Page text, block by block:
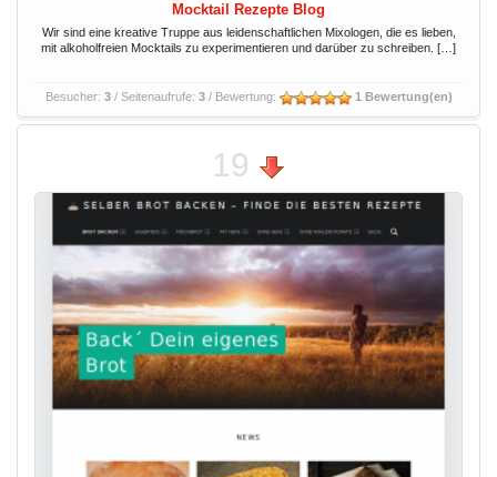
Mocktail Rezepte Blog
Wir sind eine kreative Truppe aus leidenschaftlichen Mixologen, die es lieben,
mit alkoholfreien Mocktails zu experimentieren und darüber zu schreiben. […]
Besucher: 3/ Seitenaufrufe: 3/ Bewertung: 1 Bewertung(en)
19